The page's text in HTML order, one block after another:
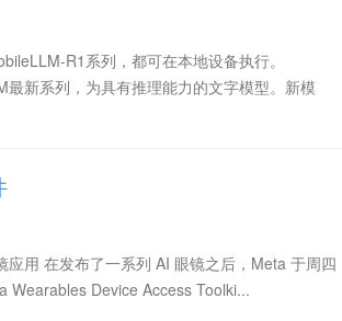
R1系列，都可在本地设备执行。
新系列，为具有推理能力的文字模型。新模
用 在发布了一系列 AI 眼镜之后，Meta 于周四
Wearables Device Access Toolki...